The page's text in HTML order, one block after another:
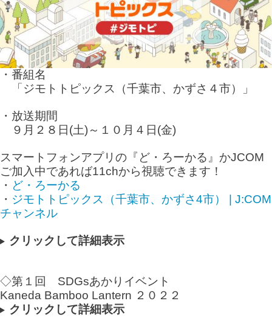
・番組名
「ジモトトピックス（千葉市、かずさ４市）」
・放送期間
９月２８日(土)～１０月４日(金)
スマートフォンアプリの『ど・ろーかる』かJCOM
ご加入中であれば11chから視聴できます！
・ ど・ろーかる
・ ジモトトピックス（千葉市、かずさ4市） | J:COM
チャンネル
クリックして詳細表示
◇第１回 SDGsあかりイベント
Kaneda Bamboo Lantern ２０２２
クリックして詳細表示